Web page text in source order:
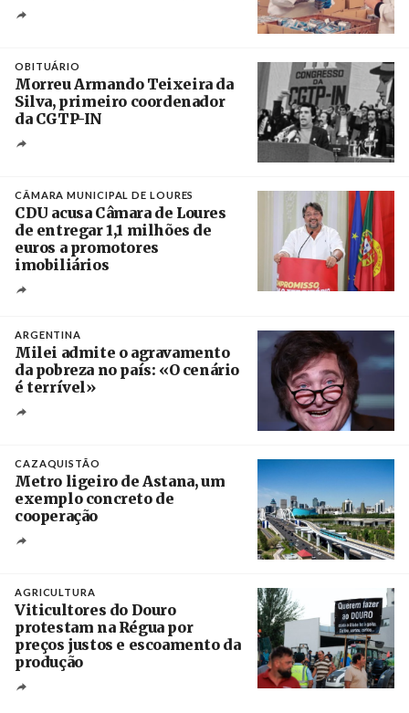
OBITUÁRIO
Morreu Armando Teixeira da
Silva, primeiro coordenador
da CGTP-IN
CÂMARA MUNICIPAL DE LOURES
CDU acusa Câmara de Loures
de entregar 1,1 milhões de
euros a promotores
imobiliários
ARGENTINA
Milei admite o agravamento
da pobreza no país: «O cenário
é terrível»
CAZAQUISTÃO
Metro ligeiro de Astana, um
exemplo concreto de
cooperação
AGRICULTURA
Viticultores do Douro
protestam na Régua por
preços justos e escoamento da
produção